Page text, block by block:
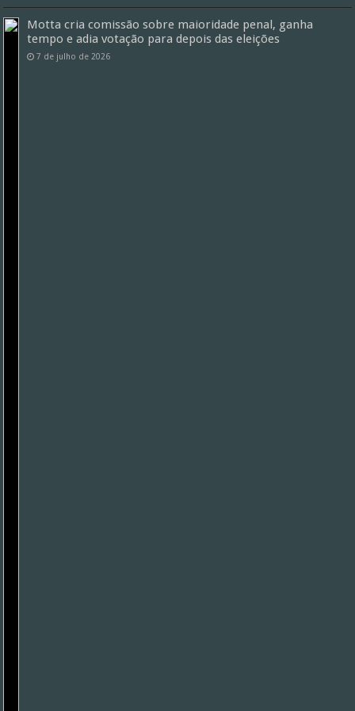
Motta cria comissão sobre maioridade penal, ganha
tempo e adia votação para depois das eleições
7 de julho de 2026